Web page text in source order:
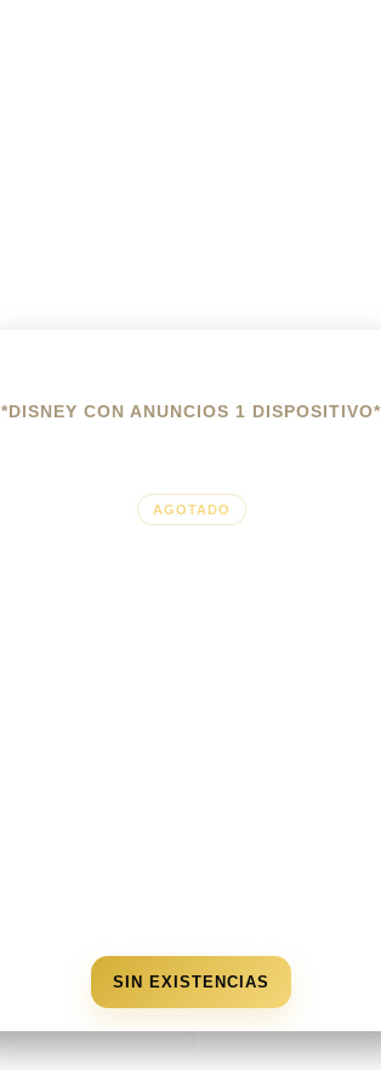
*DISNEY CON ANUNCIOS 1 DISPOSITIVO*
AGOTADO
SIN EXISTENCIAS